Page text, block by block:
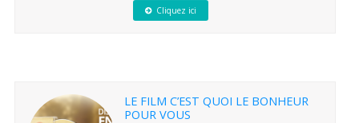
Cliquez ici
LE FILM C’EST QUOI LE BONHEUR
POUR VOUS